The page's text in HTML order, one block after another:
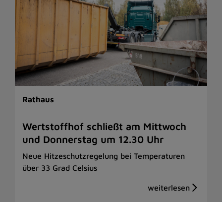
Rathaus
Wertstoffhof schließt am Mittwoch
und Donnerstag um 12.30 Uhr
Neue Hitzeschutzregelung bei Temperaturen
über 33 Grad Celsius